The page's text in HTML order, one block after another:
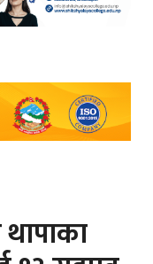
थापाका